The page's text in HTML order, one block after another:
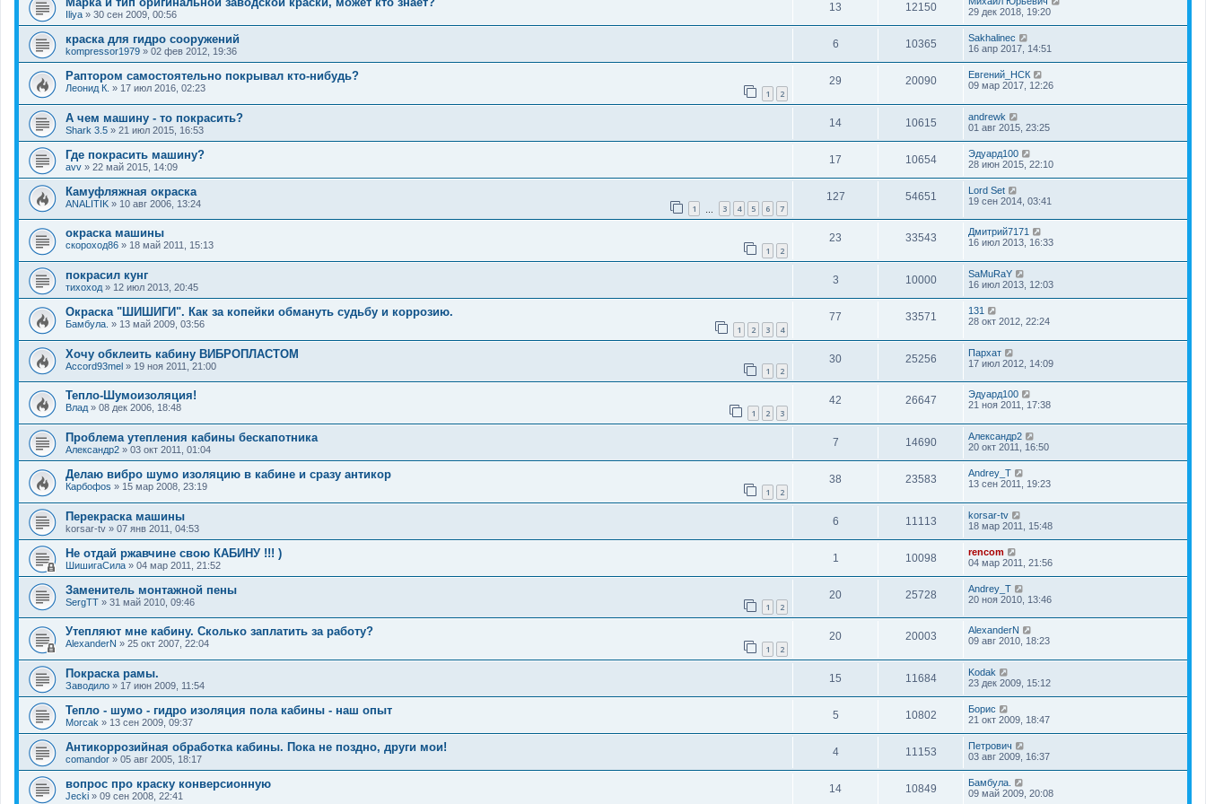
Iliya » 30 сен 2009, 00:56
13 12150
29 дек 2018, 19:20
краска для гидро сооружений
kompressor1979 » 02 фев 2012, 19:36
6 10365
Sakhalinec
16 апр 2017, 14:51
Раптором самостоятельно покрывал кто-нибудь?
Леонид К. » 17 июл 2016, 02:23 1 2
29 20090
Евгений_НСК
09 мар 2017, 12:26
А чем машину - то покрасить?
Shark 3.5 » 21 июл 2015, 16:53
14 10615
andrewk
01 авг 2015, 23:25
Где покрасить машину?
avv » 22 май 2015, 14:09
17 10654
Эдуард100
28 июн 2015, 22:10
Камуфляжная окраска
ANALITIK » 10 авг 2006, 13:24 1 3 4 5 6 7
127 54651
Lord Set
19 сен 2014, 03:41
окраска машины
скороход86 » 18 май 2011, 15:13 1 2
23 33543
Дмитрий7171
16 июл 2013, 16:33
покрасил кунг
тихоход » 12 июл 2013, 20:45
3 10000
SaMuRaY
16 июл 2013, 12:03
Окраска "ШИШИГИ". Как за копейки обмануть судьбу и коррозию.
Бамбула. » 13 май 2009, 03:56 1 2 3 4
77 33571
131
28 окт 2012, 22:24
Хочу обклеить кабину ВИБРОПЛАСТОМ
Accord93mel » 19 ноя 2011, 21:00 1 2
30 25256
Пархат
17 июл 2012, 14:09
Тепло-Шумоизоляция!
Влад » 08 дек 2006, 18:48 1 2 3
42 26647
Эдуард100
21 ноя 2011, 17:38
Проблема утепления кабины бескапотника
Александр2 » 03 окт 2011, 01:04
7 14690
Александр2
20 окт 2011, 16:50
Делаю вибро шумо изоляцию в кабине и сразу антикор
Карбофоs » 15 мар 2008, 23:19 1 2
38 23583
Andrey_T
13 сен 2011, 19:23
Перекраска машины
korsar-tv » 07 янв 2011, 04:53
6 11113
korsar-tv
18 мар 2011, 15:48
Не отдай ржавчине свою КАБИНУ !!! )
ШишигаСила » 04 мар 2011, 21:52
1 10098
rencom
04 мар 2011, 21:56
Заменитель монтажной пены
SergTT » 31 май 2010, 09:46 1 2
20 25728
Andrey_T
20 ноя 2010, 13:46
Утепляют мне кабину. Сколько заплатить за работу?
AlexanderN » 25 окт 2007, 22:04 1 2
20 20003
AlexanderN
09 авг 2010, 18:23
Покраска рамы.
Заводило » 17 июн 2009, 11:54
15 11684
Kodak
23 дек 2009, 15:12
Тепло - шумо - гидро изоляция пола кабины - наш опыт
Morcak » 13 сен 2009, 09:37
5 10802
Борис
21 окт 2009, 18:47
Антикоррозийная обработка кабины. Пока не поздно, други мои!
comandor » 05 авг 2005, 18:17
4 11153
Петрович
03 авг 2009, 16:37
вопрос про краску конверсионную
Jecki » 09 сен 2008, 22:41
14 10849
Бамбула.
09 май 2009, 20:08